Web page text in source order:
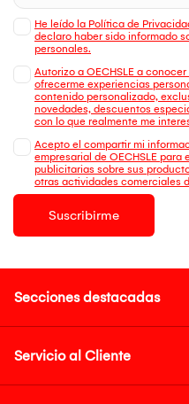
He leído la Política de
declaro haber sido informado
personales.
Autorizo a OECHSLE a
ofrecerme experiencias
contenido personalizado,
novedades, descuentos
con lo que realmente me
Acepto el compartir mi
empresarial de OECHSLE
publicitarias sobre sus
otras actividades comerciales
Suscribirme
Secciones destacadas
Servicio al Cliente